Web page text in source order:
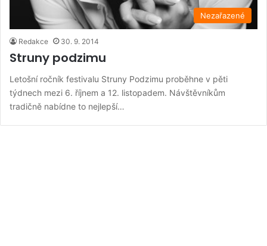
Nezařazené
Redakce 30. 9. 2014
Struny podzimu
Letošní ročník festivalu Struny Podzimu proběhne v pěti
týdnech mezi 6. říjnem a 12. listopadem. Návštěvníkům
tradičně nabídne to nejlepší…